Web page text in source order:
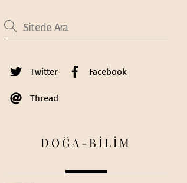
Twitter Facebook
Thread
DOĞA-BİLİM